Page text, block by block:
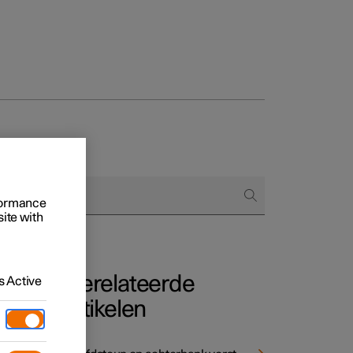
aard
Gerelateerde
artikelen
with
Active